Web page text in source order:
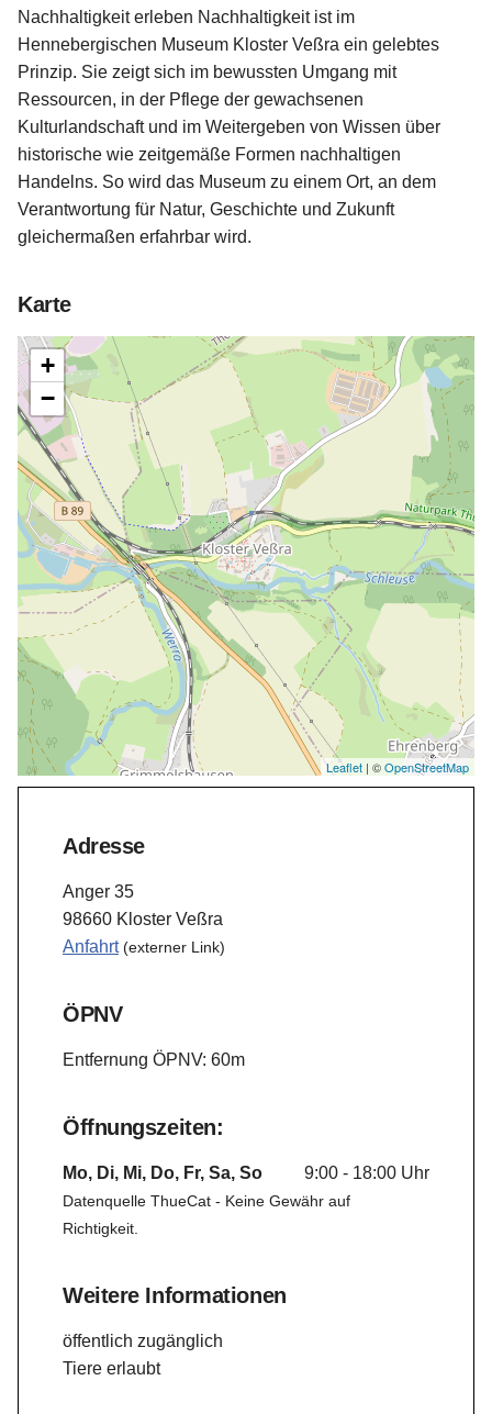
Nachhaltigkeit erleben Nachhaltigkeit ist im
Hennebergischen Museum Kloster Veßra ein gelebtes
Prinzip. Sie zeigt sich im bewussten Umgang mit
Ressourcen, in der Pflege der gewachsenen
Kulturlandschaft und im Weitergeben von Wissen über
historische wie zeitgemäße Formen nachhaltigen
Handelns. So wird das Museum zu einem Ort, an dem
Verantwortung für Natur, Geschichte und Zukunft
gleichermaßen erfahrbar wird.
Karte
+
−
Leaflet | ©OpenStreetMap
Adresse
Anger 35
98660 Kloster Veßra
Anfahrt (externer Link)
ÖPNV
Entfernung ÖPNV: 60m
Öffnungszeiten:
Mo, Di, Mi, Do, Fr, Sa, So 9:00 - 18:00 Uhr
Datenquelle ThueCat - Keine Gewähr auf
Richtigkeit.
Weitere Informationen
öffentlich zugänglich
Tiere erlaubt